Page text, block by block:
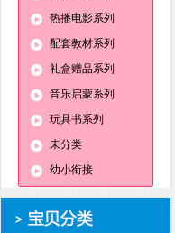
热播电影系列
配套教材系列
礼盒赠品系列
音乐启蒙系列
玩具书系列
未分类
幼小衔接